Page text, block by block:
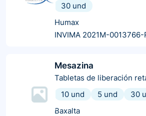
30 und
Humax
INVIMA 2021M-0013766-
Mesazina
Tabletas de liberación
10 und
5 und
30
Baxalta